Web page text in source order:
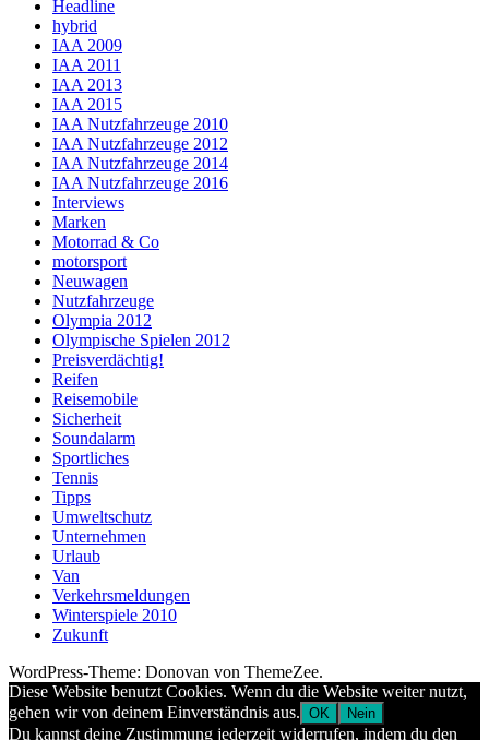
Headline
hybrid
IAA 2009
IAA 2011
IAA 2013
IAA 2015
IAA Nutzfahrzeuge 2010
IAA Nutzfahrzeuge 2012
IAA Nutzfahrzeuge 2014
IAA Nutzfahrzeuge 2016
Interviews
Marken
Motorrad & Co
motorsport
Neuwagen
Nutzfahrzeuge
Olympia 2012
Olympische Spielen 2012
Preisverdächtig!
Reifen
Reisemobile
Sicherheit
Soundalarm
Sportliches
Tennis
Tipps
Umweltschutz
Unternehmen
Urlaub
Van
Verkehrsmeldungen
Winterspiele 2010
Zukunft
WordPress-Theme: Donovan von ThemeZee.
Diese Website benutzt Cookies. Wenn du die Website weiter nutzt,
gehen wir von deinem Einverständnis aus. OK Nein
Du kannst deine Zustimmung jederzeit widerrufen, indem du den